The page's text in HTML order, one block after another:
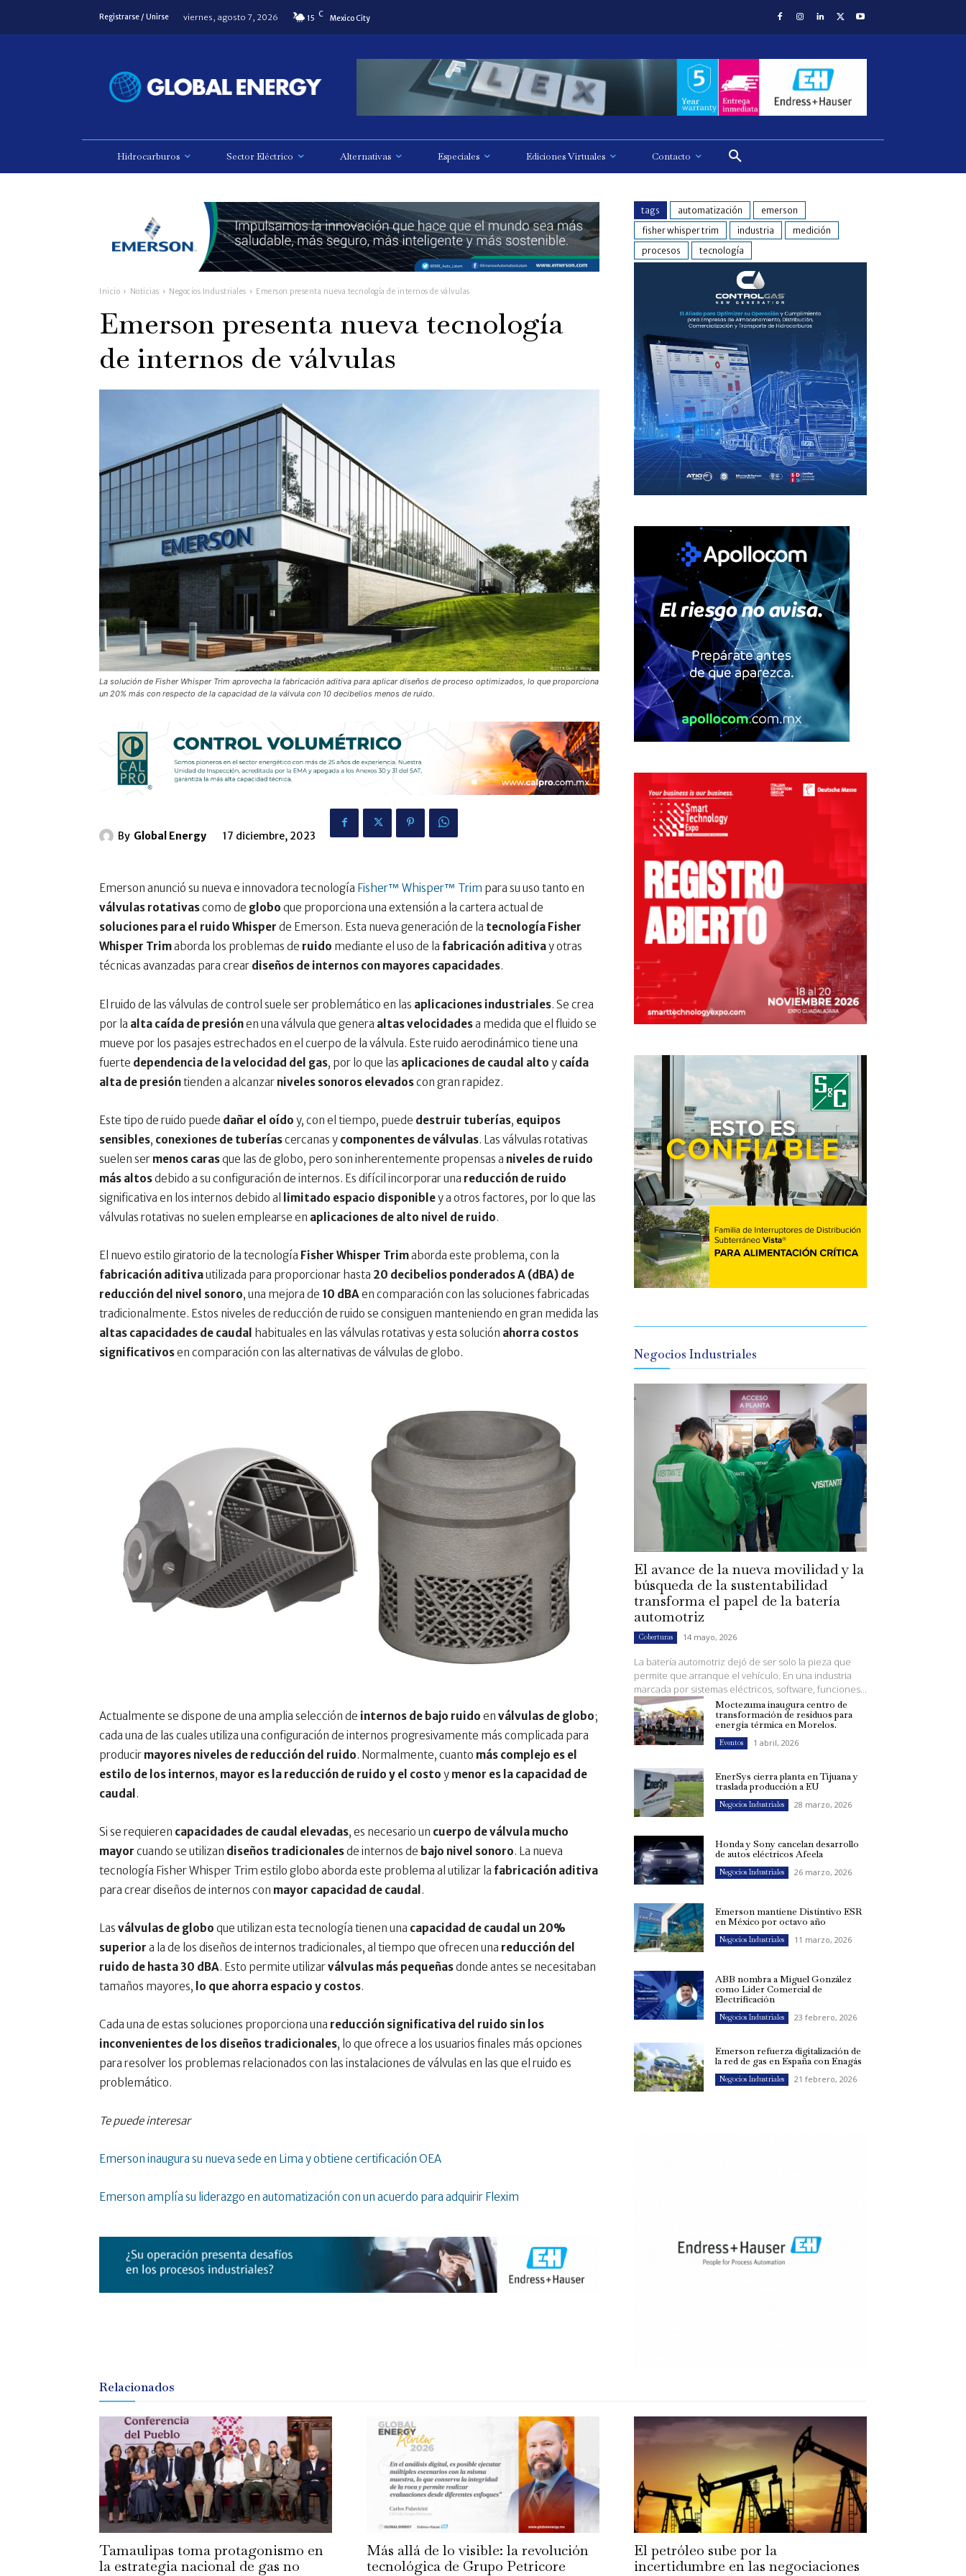
Registrarse / Unirse viernes, agosto 7, 2026 15 C Mexico City
Hidrocarburos Sector Eléctrico Alternativas Especiales Ediciones Virtuales Contacto
Inicio Noticias Negocios Industriales Emerson presenta nueva tecnología de internos de válvulas
Emerson presenta nueva tecnología
de internos de válvulas
La solución de Fisher Whisper Trim aprovecha la fabricación aditiva para aplicar diseños de proceso optimizados, lo que proporciona
un 20% más con respecto de la capacidad de la válvula con 10 decibelios menos de ruido.
By Global Energy 17 diciembre, 2023
Emerson anunció su nueva e innovadora tecnología Fisher™ Whisper™ Trim para su uso tanto en
válvulas rotativascomo de globo que proporciona una extensión a la cartera actual de
soluciones para el ruido Whisper de Emerson. Esta nueva generación de la tecnología Fisher
Whisper Trimaborda los problemas de ruido mediante el uso de la fabricación aditivay otras
técnicas avanzadas para crear diseños de internos con mayores capacidades.
El ruido de las válvulas de control suele ser problemático en las aplicaciones industriales. Se crea
por la alta caída de presiónen una válvula que genera altas velocidadesa medida que el fluido se
mueve por los pasajes estrechados en el cuerpo de la válvula. Este ruido aerodinámico tiene una
fuerte dependencia de la velocidad del gas, por lo que las aplicaciones de caudal alto y caída
alta de presióntienden a alcanzar niveles sonoros elevadoscon gran rapidez.
Este tipo de ruido puede dañar el oído y, con el tiempo, puede destruir tuberías, equipos
sensibles, conexiones de tuberíascercanas y componentes de válvulas. Las válvulas rotativas
suelen ser menos carasque las de globo, pero son inherentemente propensas a niveles de ruido
más altosdebido a su configuración de internos. Es difícil incorporar una reducción de ruido
significativa en los internos debido al
limitado espacio disponibley a otros factores, por lo que las
válvulas rotativas no suelen emplearse en aplicaciones de alto nivel de ruido.
El nuevo estilo giratorio de la tecnología Fisher Whisper Trimaborda este problema, con la
fabricación aditivautilizada para proporcionar hasta 20 decibelios ponderados A (dBA) de
reducción del nivel sonoro, una mejora de 10 dBA en comparación con las soluciones fabricadas
tradicionalmente. Estos niveles de reducción de ruido se consiguen manteniendo en gran medida las
altas capacidades de caudal habituales en las válvulas rotativas y esta solución ahorra costos
significativosen comparación con las alternativas de válvulas de globo.
Actualmente se dispone de una amplia selección de internos de bajo ruido en válvulas de globo;
cada una de las cuales utiliza una configuración de internos progresivamente más complicada para
producir mayores niveles de reducción del ruido. Normalmente, cuanto más complejo es el
estilo de los internos, mayor es la reducción de ruido y el costo y menor es la capacidad de
caudal .
Si se requieren capacidades de caudal elevadas, es necesario un cuerpo de válvula mucho
mayor cuando se utilizan diseños tradicionalesde internos de bajo nivel sonoro. La nueva
tecnología Fisher Whisper Trim estilo globo aborda este problema al utilizar la fabricación aditiva
para crear diseños de internos con mayor capacidad de caudal .
Las válvulas de globo que utilizan esta tecnología tienen una capacidad de caudal un 20%
superior a la de los diseños de internos tradicionales, al tiempo que ofrecen una reducción del
ruido de hasta 30 dBA. Esto permite utilizarválvulas más pequeñasdonde antes se necesitaban
tamaños mayores, lo que ahorra espacio y costos.
Cada una de estas soluciones proporciona una reducción significativa del ruido sin los
inconvenientes de los diseños tradicionales, lo que ofrece a los usuarios finales más opciones
para resolver los problemas relacionados con las instalaciones de válvulas en las que el ruido es
problemático.
Te puede interesar
Emerson inaugura su nueva sede en Lima y obtiene certificación OEA
Emerson amplía su liderazgo en automatización con un acuerdo para adquirir Flexim
tags automatización
emerson
fisher whisper trim
industria
medición
procesos
tecnología
Negocios Industriales
El avance de la nueva movilidad y la
búsqueda de la sustentabilidad
transforma el papel de la batería
automotriz
Coberturas 14 mayo, 2026
La batería automotriz dejó de ser solo la pieza que
permite que arranque el vehículo. En una industria
marcada por sistemas eléctricos, software, funciones...
Moctezuma inaugura centro de
transformación de residuos para
energía térmica en Morelos.
Eventos 1 abril, 2026
EnerSys cierra planta en Tijuana y
traslada producción a EU
Negocios Industriales 28 marzo, 2026
Honda y Sony cancelan desarrollo
de autos eléctricos Afeela
Negocios Industriales 26 marzo, 2026
Emerson mantiene Distintivo ESR
en México por octavo año
Negocios Industriales 11 marzo, 2026
ABB nombra a Miguel González
como Líder Comercial de
Electrificación
Negocios Industriales 23 febrero, 2026
Emerson refuerza digitalización de
la red de gas en España con Enagás
Negocios Industriales 21 febrero, 2026
Relacionados
Tamaulipas toma protagonismo en
la estrategia nacional de gas no
Más allá de lo visible: la revolución
tecnológica de Grupo Petricore
El petróleo sube por la
incertidumbre en las negociaciones